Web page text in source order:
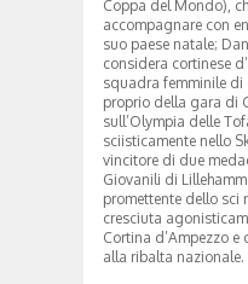
Coppa del Mondo),
accompagnare con
suo paese natale;
considera cortinese
squadra femminile di
proprio della gara di
sull’Olympia delle
sciisticamente nello
vincitore di due
Giovanili di
promettente dello sci
cresciuta
Cortina d’Ampezzo
alla ribalta nazionale.